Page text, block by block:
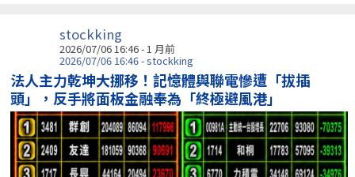
stockking
2026/07/06 16:46 - 1 月前
2026/07/06 16:46 - stockking
法人主力乾坤大挪移！記憶體與聯電慘遭「拔插
頭」，反手將面板金融奉為「終極避風港」